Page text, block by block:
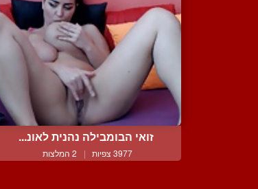
זואי הבומבילה נהנית לאונ...
3977 צפיות | 2 המלצות